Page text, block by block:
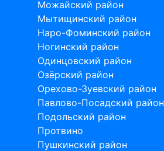
Можайский район
Мытищинский район
Наро-Фоминский район
Ногинский район
Одинцовский район
Озёрский район
Орехово-Зуевский район
Павлово-Посадский район
Подольский район
Протвино
Пушкинский район